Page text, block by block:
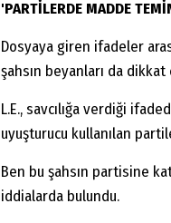
'PARTİLERDE MADDE
Dosyaya giren ifadeler
şahsın beyanları da
L.E., savcılığa verdiği
uyuşturucu kullanılan
Ben bu şahsın partisine
iddialarda bulundu.